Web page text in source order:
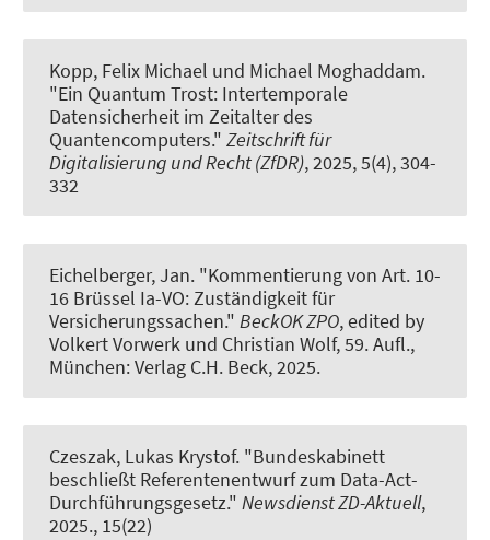
Kopp, Felix Michael und Michael Moghaddam.
"Ein Quantum Trost: Intertemporale
Datensicherheit im Zeitalter des
Quantencomputers." Zeitschrift für
Digitalisierung und Recht (ZfDR), 2025, 5(4), 304-
332
Eichelberger, Jan. "Kommentierung von Art. 10-
16 Brüssel Ia-VO: Zuständigkeit für
Versicherungssachen." BeckOK ZPO, edited by
Volkert Vorwerk und Christian Wolf, 59. Aufl.,
München: Verlag C.H. Beck, 2025.
Czeszak, Lukas Krystof. "Bundeskabinett
beschließt Referentenentwurf zum Data-Act-
Durchführungsgesetz." Newsdienst ZD-Aktuell,
2025., 15(22)